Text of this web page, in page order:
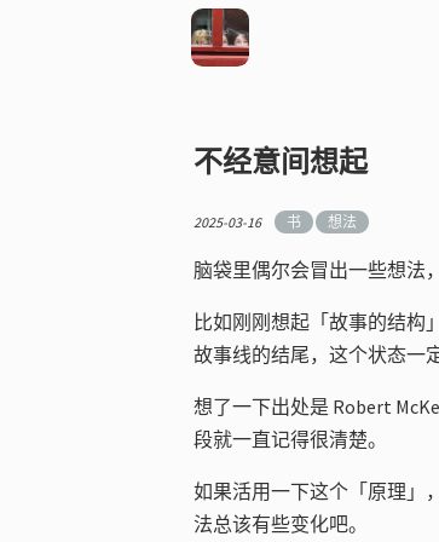
不经意间想起
2025-03-16 书 想法
脑袋里偶尔会冒出一些想法
比如刚刚想起「故事的结构
故事线的结尾，这个状态一
想了一下出处是 Robert
段就一直记得很清楚。
如果活用一下这个「原理」
法总该有些变化吧。